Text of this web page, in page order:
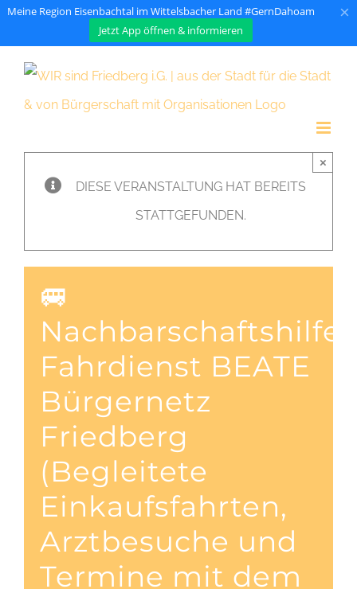
Meine Region Eisenbachtal im Wittelsbacher Land #GernDahoam
Jetzt App öffnen & informieren
×
Zum
DIESE VERANSTALTUNG HAT BEREITS
STATTGEFUNDEN.
×
🚐
Nachbarschaftshilfe
Fahrdienst BEATE
Bürgernetz
Friedberg
(Begleitete
Einkaufsfahrten,
Arztbesuche und
Termine mit dem